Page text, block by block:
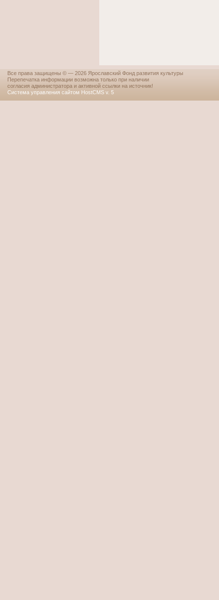
Все права защищены © — 2026 Ярославский Фонд развития культуры
Перепечатка информации возможна только при наличии
согласия администратора и активной ссылки на источник!
Система управления сайтом HostCMS v. 5